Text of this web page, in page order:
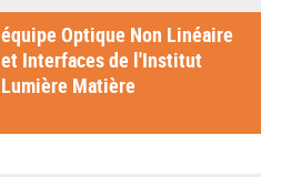
équipe Optique Non Linéaire
et Interfaces de l'Institut
Lumière Matière